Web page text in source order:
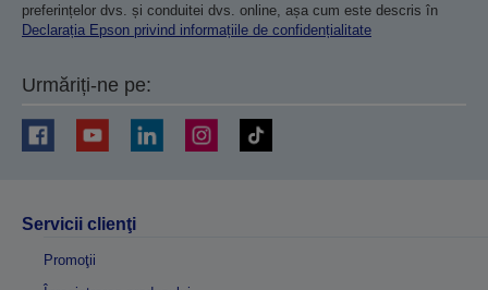
preferințelor dvs. și conduitei dvs. online, așa cum este descris în
Declarația Epson privind informațiile de confidențialitate
Urmăriți-ne pe:
Servicii clienţi
Promoţii